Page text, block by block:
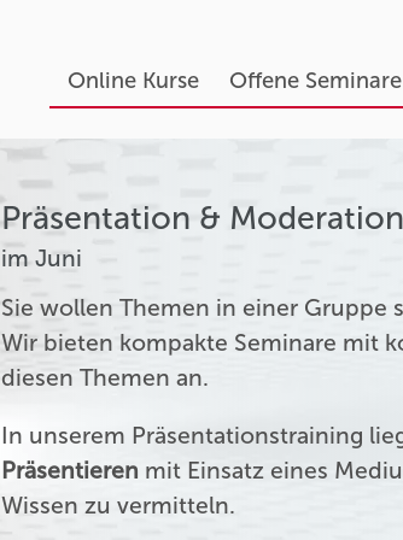
Online Kurse Offene Seminare
Präsentation & Moderation
im Juni
Sie wollen Themen in einer Gruppe
Wir bieten kompakte Seminare mit
diesen Themen an.
In unserem Präsentationstraining
Präsentieren mit Einsatz eines
Wissen zu vermitteln.